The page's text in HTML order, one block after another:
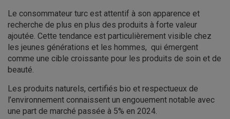
Le consommateur turc est attentif à son apparence et
recherche de plus en plus des produits à forte valeur
ajoutée. Cette tendance est particulièrement visible chez
les jeunes générations et les hommes, qui émergent
comme une cible croissante pour les produits de soin et de
beauté.
Les produits naturels, certifiés bio et respectueux de
l’environnement connaissent un engouement notable avec
une part de marché passée à 5% en 2024.